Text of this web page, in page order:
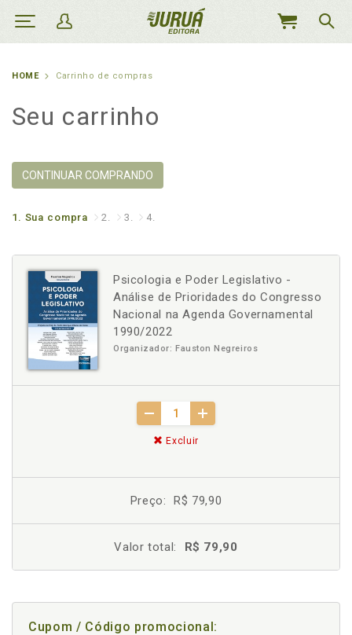
MEU
HOME Carrinho de compras
Seu carrinho
CONTINUAR COMPRANDO
1. Sua compra 2. 3. 4.
Psicologia e Poder Legislativo -
Análise de Prioridades do Congresso
Nacional na Agenda Governamental
1990/2022
Organizador: Fauston Negreiros
Excluir
Preço: R$ 79,90
Valor total: R$ 79,90
Cupom / Código promocional: